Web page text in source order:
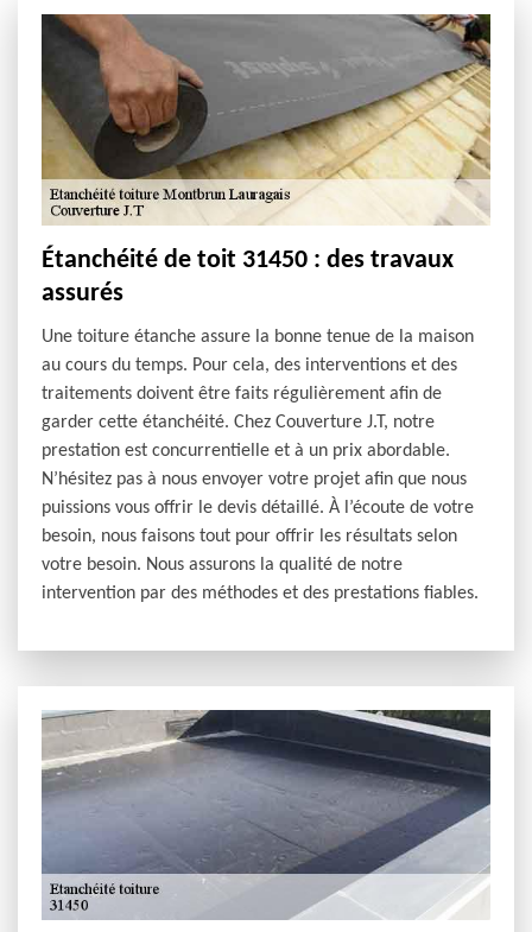
Étanchéité de toit 31450 : des travaux
assurés
Une toiture étanche assure la bonne tenue de la maison
au cours du temps. Pour cela, des interventions et des
traitements doivent être faits régulièrement afin de
garder cette étanchéité. Chez Couverture J.T, notre
prestation est concurrentielle et à un prix abordable.
N’hésitez pas à nous envoyer votre projet afin que nous
puissions vous offrir le devis détaillé. À l’écoute de votre
besoin, nous faisons tout pour offrir les résultats selon
votre besoin. Nous assurons la qualité de notre
intervention par des méthodes et des prestations fiables.